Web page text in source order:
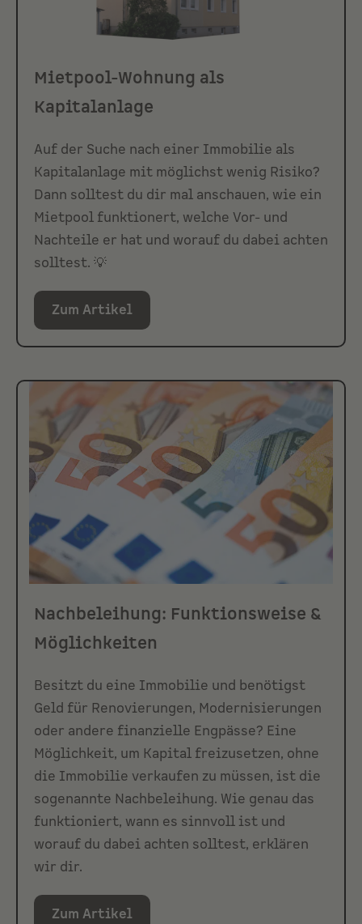
Mietpool-Wohnung als
Kapitalanlage
Auf der Suche nach einer Immobilie als
Kapitalanlage mit möglichst wenig Risiko?
Dann solltest du dir mal anschauen, wie ein
Mietpool funktionert, welche Vor- und
Nachteile er hat und worauf du dabei achten
solltest. 💡
Zum Artikel
Nachbeleihung: Funktionsweise &
Möglichkeiten
Besitzt du eine Immobilie und benötigst
Geld für Renovierungen, Modernisierungen
oder andere finanzielle Engpässe? Eine
Möglichkeit, um Kapital freizusetzen, ohne
die Immobilie verkaufen zu müssen, ist die
sogenannte Nachbeleihung. Wie genau das
funktioniert, wann es sinnvoll ist und
worauf du dabei achten solltest, erklären
wir dir.
Zum Artikel